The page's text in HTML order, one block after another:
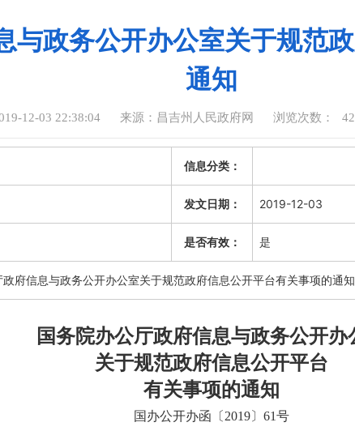
与政务公开办公室关于规范
通知
12-03 22:38:04 来源：昌吉州人民政府网 浏览次数：
信息分类：
发文日期： 2019-12-03
是否有效： 是
政府信息与政务公开办公室关于规范政府信息公开平台有关事项的通知
国务院办公厅政府信息与政务公开办
关于规范政府信息公开平台
有关事项的通知
国办公开办函〔2019〕61号